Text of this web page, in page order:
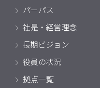
パーパス
社是・経営理念
長期ビジョン
役員の状況
拠点一覧